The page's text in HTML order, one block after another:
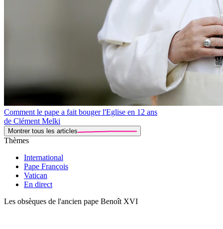
Comment le pape a fait bouger l'Eglise en 12 ans
de Clément Melki
Montrer tous les articles
Thèmes
International
Pape François
Vatican
En direct
Les obsèques de l'ancien pape Benoît XVI